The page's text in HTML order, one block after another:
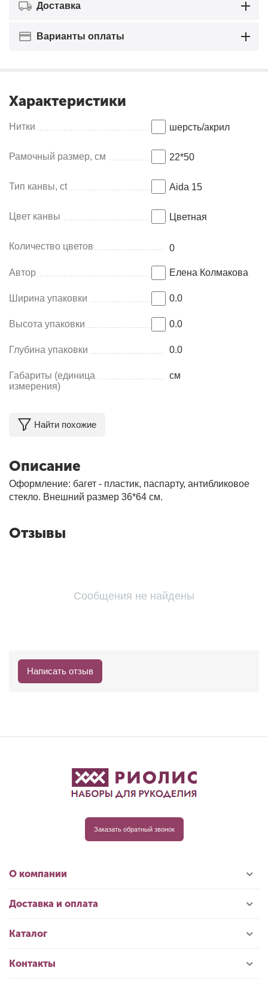
Доставка
Варианты оплаты
Характеристики
Нитки шерсть/акрил
Рамочный размер, см 22*50
Тип канвы, ct Aida 15
Цвет канвы Цветная
Количество цветов 0
Автор Елена Колмакова
Ширина упаковки 0.0
Высота упаковки 0.0
Глубина упаковки 0.0
Габариты (единица
измерения)
см
Найти похожие
Описание
Оформление: багет - пластик, паспарту, антибликовое
стекло. Внешний размер 36*64 см.
Отзывы
Сообщения не найдены
Написать отзыв
Заказать обратный звонок
О компании
Доставка и оплата
Каталог
Контакты